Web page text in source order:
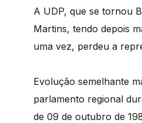
A UDP, que se tornou
Martins, tendo depois
uma vez, perdeu a
Evolução semelhante
parlamento regional
de 09 de outubro de